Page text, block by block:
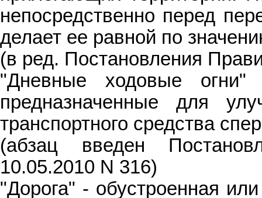
непосредственно перед
делает ее равной по
(в ред. Постановления
"Дневные ходовые
предназначенные для
транспортного средства
(абзац введен
10.05.2010 N 316)
"Дорога" - обустроенная